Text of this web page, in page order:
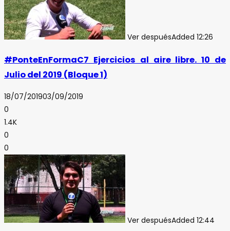
Ver despuésAdded 12:26
#PonteEnFormaC7 Ejercicios al aire libre. 10 de
Julio del 2019 (Bloque 1)
18/07/201903/09/2019
0
1.4K
0
0
Ver despuésAdded 12:44